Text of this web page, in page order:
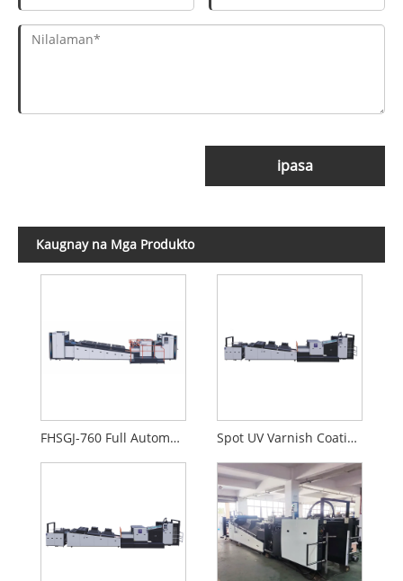
ipasa
Kaugnay na Mga Produkto
FHSGJ-760 Full Automatic High-speed Full Spot Varnish Machine Spot UV Varnish Coating Machine